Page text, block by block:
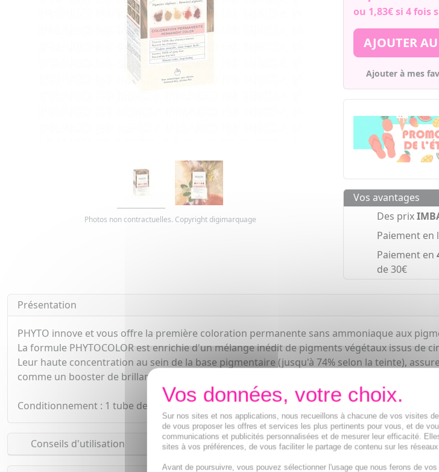
Photos non contractuelles. Copyright digimarquage
ou 1,83€si 4 fois
AJOUTER
Ajouter à mes
Vos avantages
Des prix
Paiement en
Paiement en
de 30€
Présentation
PHYTO innove et vous offre la première coloration permanente sans ammoniaque aux
La formule PHYTOCOLOR est enrichie d'un mélange inédit de pigments végétaux issus
Leur haute concentration au sein de la base pigmentaire (jusqu'à 74% selon la teinte),
comme un booster de brillance. Elle ne s'estompe pas et couvre 100% des cheveux blancs
Conditionnement : 1 tube de crème colorante 50 ml, 1 flacon de lait révélateur 50 ml, 1
Conseils d'utilisation
Sur nos sites et nos applications, nous recueillons à chacune de vos visites
de vous proposer les offres et services les plus pertinents pour vous, et de
communications et publicités personnalisées et de mesurer leur efficacité.
sites à vos préférences, de vous faciliter le partage de contenu sur les
Avant de poursuivre, vous pouvez sélectionner l'usage que nous ferons de